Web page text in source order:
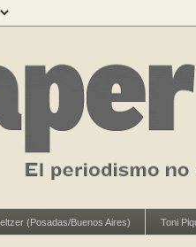
(Posadas/Buenos Aires) Toni